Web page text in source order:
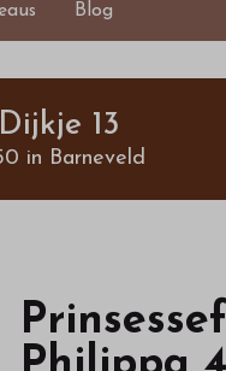
Blog
13
in Barneveld